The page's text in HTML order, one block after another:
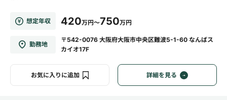
想定年収 420万円～750万円
勤務地
〒542-0076 大阪府大阪市中央区難波5-1-60 なんばス
カイオ17F
お気に入りに追加 詳細を見る